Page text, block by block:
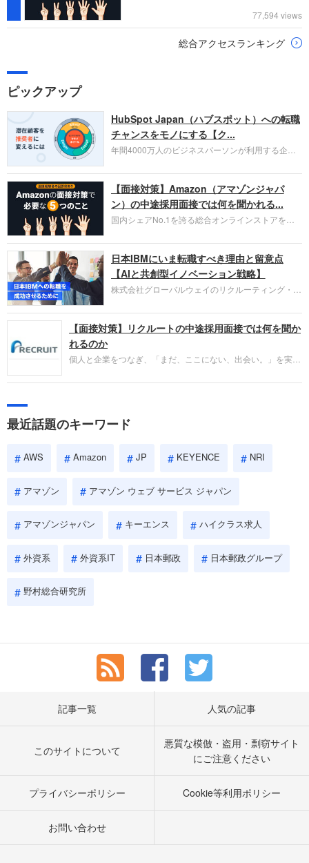
77,594 views
総合アクセスランキング
ピックアップ
HubSpot Japan（ハブスポット）への転職
チャンスをモノにする【ク...
年間4000万人のビジネスパーソンが利用する企業
お勧めするイチオシ企業をご紹介します。今回はク
ラウド型CRMプラットフォームを提供する
HubSpot Japan（ハブスポット・ジャパン）株式会
社です。採用面接対策の企業研究にご活用くださ
い。
【面接対策】Amazon（アマゾンジャパ
ン）の中途採用面接では何を聞かれる...
国内シェアNo.1を誇る総合オンラインストアを運
圧倒的な存在感を持つAmazon。中途採用面接では
過去の具体的な業務成果やリーダーシップの発揮、
失敗からの学びが重視され、人間性やカルチャーフ
ィットも評価対象となり、長期的に成長できる仲間
であるかを多角的に審査されます。
日本IBMにいま転職すべき理由と留意点
【AIと共創型イノベーション戦略】
株式会社グローバルウェイのリクルーティング・パ
パーソンが利用する企業口コミサイト「キャリコ
ネ」の転職エージェントがお勧めするイチオシ企業
IBMです。採用面接対策の企業研究にご活用くださ
い。
【面接対策】リクルートの中途採用面接では何を聞か
れるのか
個人と企業をつなぎ、「まだ、ここにない、出会い。」を実現
やこれまでの成果を具体的に問われるほか、「人間性」も評価
しょう。
最近話題のキーワード
AWS Amazon JP KEYENCE NRI
アマゾン アマゾン ウェブ サービス ジャパン
アマゾンジャパン キーエンス ハイクラス求人
外資系 外資系IT 日本郵政 日本郵政グループ
野村総合研究所
記事一覧 人気の記事
このサイトについて
悪質な模倣・盗用・剽窃サイト
にご注意ください
プライバシーポリシー Cookie等利用ポリシー
お問い合わせ